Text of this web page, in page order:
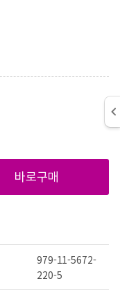
바로구매
979-11-5672-
220-5